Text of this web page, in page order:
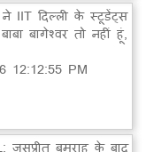
ने IIT दिल्ली के स्टूडेंट्स
बागेश्वर तो नहीं हूं,
12:12:55 PM
जसप्रीत बुमराह के बाद